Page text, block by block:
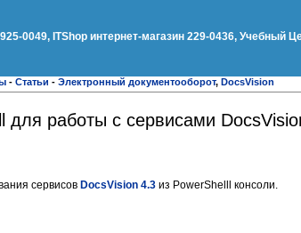
0049, ITShop интернет-магазин 229-0436, Учебный
- Статьи - Электронный документооборот, DocsVision
для работы с сервисами
сервисов DocsVision 4.3 из PowerShelll консоли.